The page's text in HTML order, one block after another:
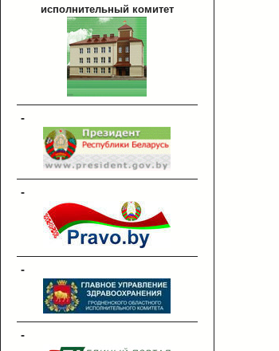
исполнительный комитет
-
-
-
-